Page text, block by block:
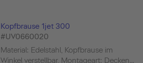
Kopfbrause 1jet 300
#UV0660020
Material: Edelstahl, Kopfbrause im
Winkel verstellbar, Montageart: Decken...